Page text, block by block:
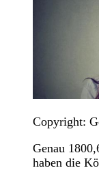
Copyright:
Genau
haben die